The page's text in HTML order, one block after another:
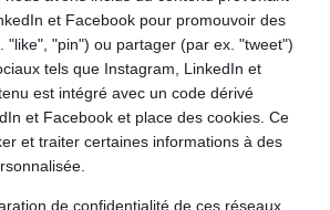
et Facebook pour promouvoir des
"like", "pin") ou partager (par ex. "tweet")
tels que Instagram, LinkedIn et
est intégré avec un code dérivé
et Facebook et place des cookies. Ce
et traiter certaines informations à des
de confidentialité de ces réseaux